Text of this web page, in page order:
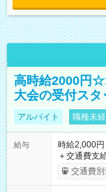
高時給2000円
大会の受付ス
アルバイト 職種未
給与
時給2,000円
＋交通費支給 ★交通費一部支給！ ┗1日500円を超えた分は
支給！ ※往復
OK！（規
交通費別